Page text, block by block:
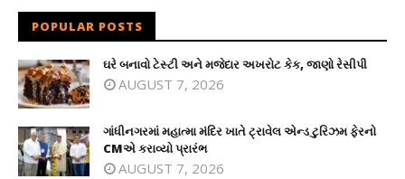
POPULAR POSTS
ઘરે બનાવો ટેસ્ટી અને મજેદાર અખરોટ કેક, જાણો રેસીપી
AUGUST 7, 2026
ગાંધીનગરમાં મહાત્મા મંદિર ખાતે ટ્રાવેલ એન્ડ ટુરિઝમ ફેરનો
CMએ કરાવ્યો પ્રારંભ
AUGUST 7, 2026